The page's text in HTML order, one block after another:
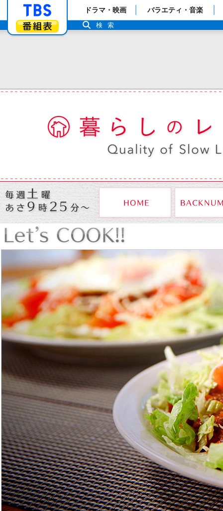
「TBSテレビ」トップページ
番組表
ドラマ・映画 バラエティ・音楽
検索